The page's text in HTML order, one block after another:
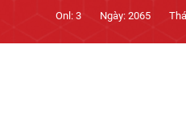
Onl: 3 Ngày: 2065